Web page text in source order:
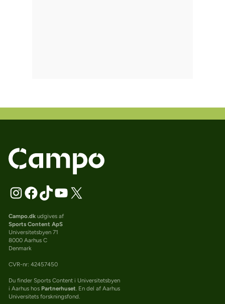
Campo.dkudgives af
Sports Content ApS
Universitetsbyen 71
8000 Aarhus C
Denmark
CVR-nr: 42457450
Du finder Sports Content i Universitetsbyen
i Aarhus hos Partnerhuset. En del af Aarhus
Universitets forskningsfond.